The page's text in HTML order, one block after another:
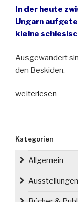
In der heute
Ungarn
kleine
Ausgewandert
den Beskiden.
„Vergessene
weiterlesen
Kategorien
Allgemein
Ausstellungen